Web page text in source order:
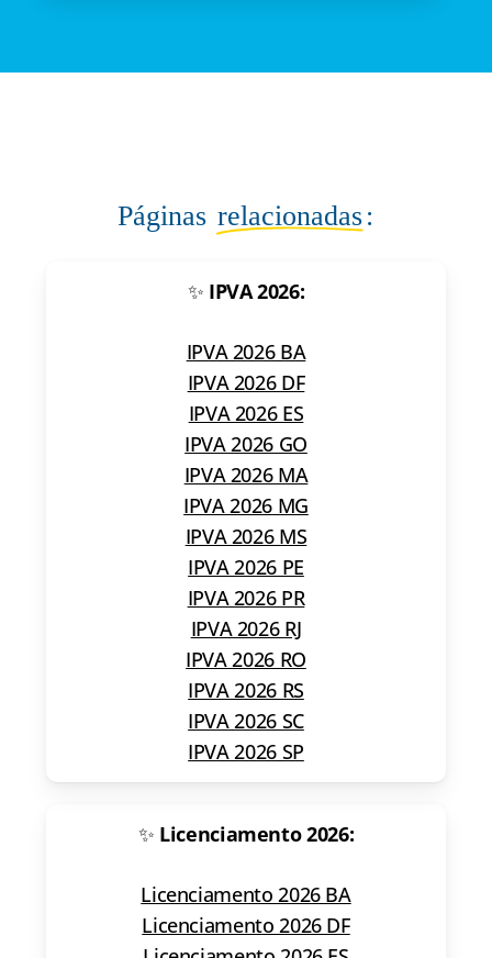
Páginas relacionadas:
✨ IPVA 2026:
IPVA 2026 BA
IPVA 2026 DF
IPVA 2026 ES
IPVA 2026 GO
IPVA 2026 MA
IPVA 2026 MG
IPVA 2026 MS
IPVA 2026 PE
IPVA 2026 PR
IPVA 2026 RJ
IPVA 2026 RO
IPVA 2026 RS
IPVA 2026 SC
IPVA 2026 SP
✨ Licenciamento 2026:
Licenciamento 2026 BA
Licenciamento 2026 DF